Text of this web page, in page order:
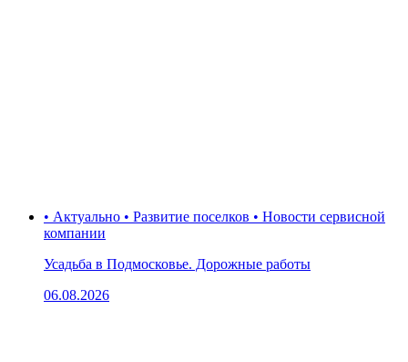
• Актуально • Развитие поселков • Новости сервисной
компании
Усадьба в Подмосковье. Дорожные работы
06.08.2026